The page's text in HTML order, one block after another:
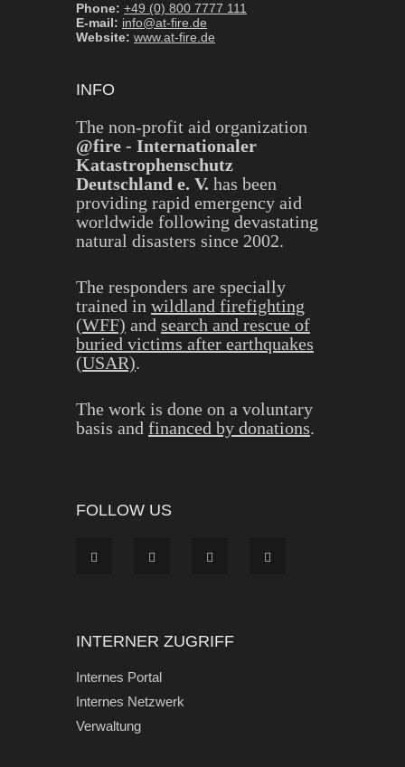
Phone: +49 (0) 800 7777 111
E-mail: info@at-fire.de
Website: www.at-fire.de
INFO
The non-profit aid organization
@fire - Internationaler
Katastrophenschutz
Deutschland e. V. has been
providing rapid emergency aid
worldwide following devastating
natural disasters since 2002.
The responders are specially
trained in wildland firefighting
(WFF) and search and rescue of
buried victims after earthquakes
(USAR).
The work is done on a voluntary
basis and financed by donations.
FOLLOW US
INTERNER ZUGRIFF
Internes Portal
Internes Netzwerk
Verwaltung